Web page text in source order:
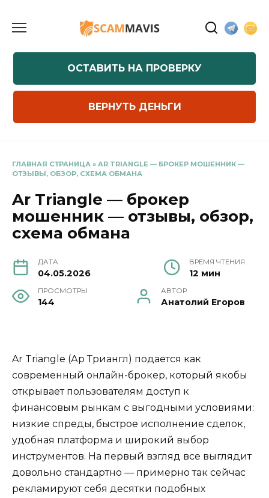
содержанию
ОСТАВИТЬ НА ПРОВЕРКУ
ВЕРНУТЬ ДЕНЬГИ
ГЛАВНАЯ СТРАНИЦА » AR TRIANGLE — БРОКЕР МОШЕННИК —
ОТЗЫВЫ, ОБЗОР, СХЕМА ОБМАНА
Ar Triangle — брокер
мошенник — отзывы, обзор,
схема обмана
ДАТА
04.05.2026
ВРЕМЯ ЧТЕНИЯ
12 мин
ПРОСМОТРЫ
144
АВТОР
Анатолий Егоров
Ar Triangle (Ар Триангл) подается как
современный онлайн-брокер, который якобы
открывает пользователям доступ к
финансовым рынкам с выгодными условиями:
низкие спреды, быстрое исполнение сделок,
удобная платформа и широкий выбор
инструментов. На первый взгляд все выглядит
довольно стандартно — примерно так сейчас
рекламируют себя десятки подобных